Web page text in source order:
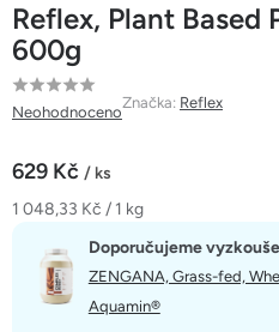
Reflex, Plant Based
600g
Průměrné
hodnocení
je
0,0
hvězdiček.
Neohodnoceno
Značka: Reflex
629 Kč / ks
Měrná
1 048,33 Kč / 1 kg
Doporučujeme
ZENGANA, Grass-fed,
Aquamin®